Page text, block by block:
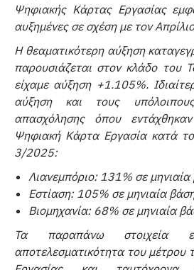
Ψηφιακής Κάρτας Εργασίας
αυξημένες σε σχέση με τον
Η θεαματικότερη αύξηση
παρουσιάζεται στον κλάδο του
είχαμε αύξηση +1.105%.
αύξηση και τους
απασχόλησης όπου
Ψηφιακή Κάρτα Εργασία κατά
3/2025:
Λιανεμπόριο: 131% σε
Εστίαση: 105% σε μηνιαία
Βιομηχανία: 68% σε μηνιαία
Τα παραπάνω στοιχεία
αποτελεσματικότητα του